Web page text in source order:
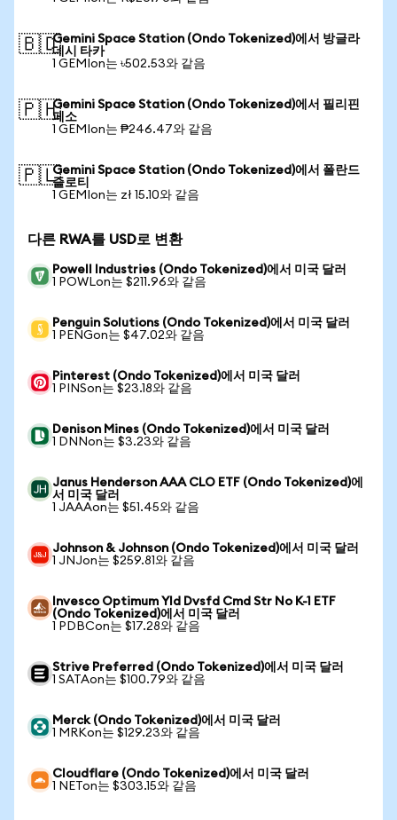
🇧🇩Gemini Space Station (Ondo Tokenized)에서 방글라
데시 타카
1 GEMIon는 ৳502.53와 같음
🇵🇭Gemini Space Station (Ondo Tokenized)에서 필리핀
페소
1 GEMIon는 ₱246.47와 같음
🇵🇱Gemini Space Station (Ondo Tokenized)에서 폴란드
즐로티
1 GEMIon는 zł 15.10와 같음
다른 RWA를 USD로 변환
Powell Industries (Ondo Tokenized)에서 미국 달러
1 POWLon는 $211.96와 같음
Penguin Solutions (Ondo Tokenized)에서 미국 달러
1 PENGon는 $47.02와 같음
Pinterest (Ondo Tokenized)에서 미국 달러
1 PINSon는 $23.18와 같음
Denison Mines (Ondo Tokenized)에서 미국 달러
1 DNNon는 $3.23와 같음
Janus Henderson AAA CLO ETF (Ondo Tokenized)에
서 미국 달러
1 JAAAon는 $51.45와 같음
Johnson & Johnson (Ondo Tokenized)에서 미국 달러
1 JNJon는 $259.81와 같음
Invesco Optimum Yld Dvsfd Cmd Str No K-1 ETF
(Ondo Tokenized)에서 미국 달러
1 PDBCon는 $17.28와 같음
Strive Preferred (Ondo Tokenized)에서 미국 달러
1 SATAon는 $100.79와 같음
Merck (Ondo Tokenized)에서 미국 달러
1 MRKon는 $129.23와 같음
Cloudflare (Ondo Tokenized)에서 미국 달러
1 NETon는 $303.15와 같음